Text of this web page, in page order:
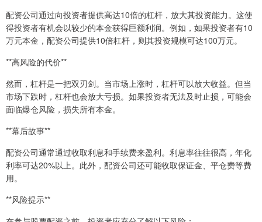
配资公司通过向投资者提供高达10倍的杠杆，放大其投资能力。这使
得投资者有机会以较少的本金获得巨额利润。例如，如果投资者有10
万元本金，配资公司提供10倍杠杆，则其投资规模可达100万元。
**高风险的代价**
然而，杠杆是一把双刃剑。当市场上涨时，杠杆可以放大收益。但当
市场下跌时，杠杆也会放大亏损。如果投资者无法及时止损，可能会
面临爆仓风险，损失所有本金。
**幕后故事**
配资公司通常通过收取利息和手续费来盈利。利息率往往很高，年化
利率可达20%以上。此外，配资公司还可能收取保证金、平仓费等费
用。
**风险提示**